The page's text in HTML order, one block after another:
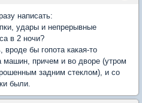
написать:
удары и непрерывные
в 2 ночи?
вроде бы гопота какая-то
машин, причем и во дворе (утром
задним стеклом), и со
были.